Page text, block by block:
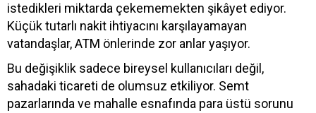
istedikleri miktarda çekememekten şikâyet ediyor.
Küçük tutarlı nakit ihtiyacını karşılayamayan
vatandaşlar, ATM önlerinde zor anlar yaşıyor.
Bu değişiklik sadece bireysel kullanıcıları değil,
sahadaki ticareti de olumsuz etkiliyor. Semt
pazarlarında ve mahalle esnafında para üstü sorunu